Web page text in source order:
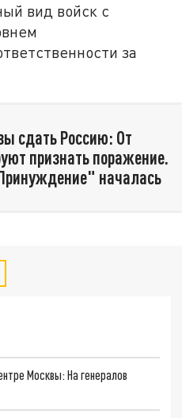
вид войск с
за
сдать Россию: От
признать поражение.
началась
Москвы: На генералов